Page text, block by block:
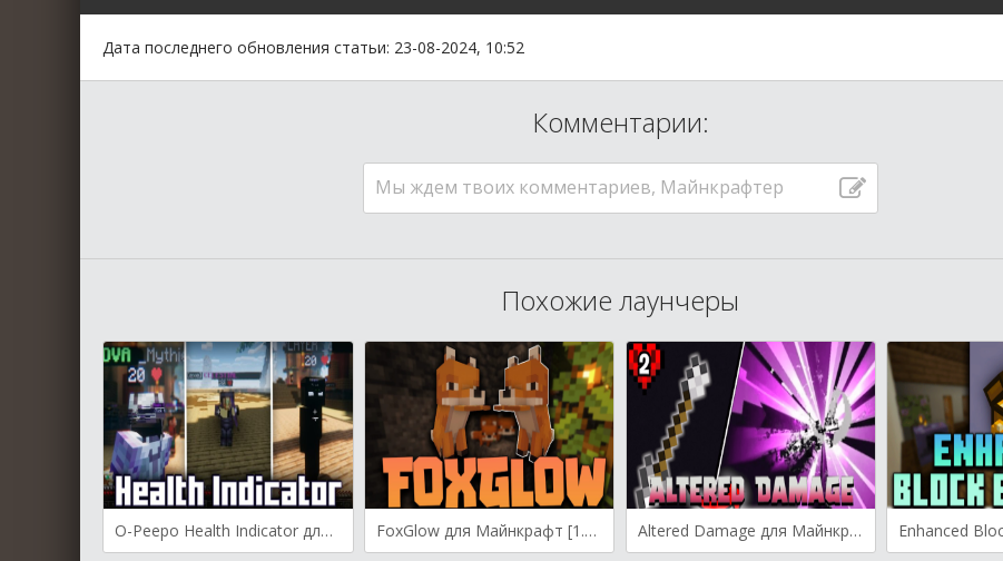
Дата последнего обновления статьи: 23-08-2024, 10:52
Комментарии:
Мы ждем твоих комментариев, Майнкрафтер
Похожие лаунчеры
O-Peepo Health Indicator для Майнкрафт [1.21, 1.20.6] FoxGlow для Майнкрафт [1.20.4, 1.20.1, 1.19.2] Altered Damage для Майнкрафт [1.20.1, 1.19.4, 1.19.2]